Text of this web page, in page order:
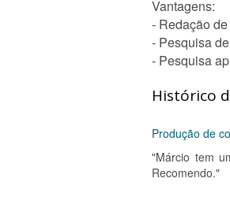
Vantagens:
- Redação
- Pesquisa
- Pesquisa
Histórico
Produção de
"Márcio tem
Recomendo."